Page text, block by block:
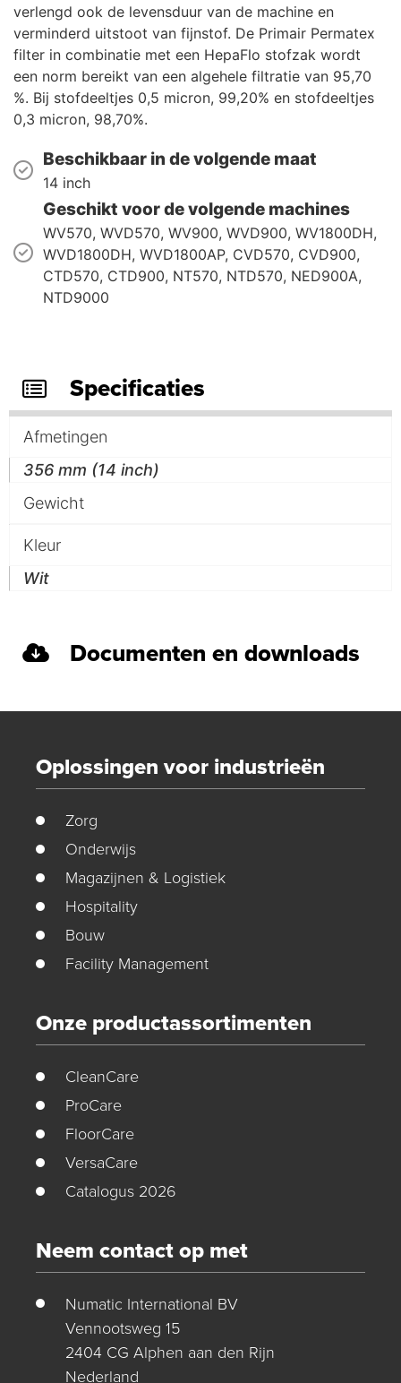
verlengd ook de levensduur van de machine en
verminderd uitstoot van fijnstof. De Primair Permatex
filter in combinatie met een HepaFlo stofzak wordt
een norm bereikt van een algehele filtratie van 95,70
%. Bij stofdeeltjes 0,5 micron, 99,20% en stofdeeltjes
0,3 micron, 98,70%.
Beschikbaar in de volgende maat
14 inch
Geschikt voor de volgende machines
WV570, WVD570, WV900, WVD900, WV1800DH,
WVD1800DH, WVD1800AP, CVD570, CVD900,
CTD570, CTD900, NT570, NTD570, NED900A,
NTD9000
Specificaties
Afmetingen
356 mm (14 inch)
Gewicht
Kleur
Wit
Documenten en downloads
Oplossingen voor industrieën
Zorg
Onderwijs
Magazijnen & Logistiek
Hospitality
Bouw
Facility Management
Onze productassortimenten
CleanCare
ProCare
FloorCare
VersaCare
Catalogus 2026
Neem contact op met
Numatic International BV
Vennootsweg 15
2404 CG Alphen aan den Rijn
Nederland